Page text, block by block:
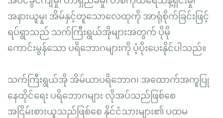
အနားယူမှု၊ အိမ်နှင့်တူသောလေထုကို အာရုံစိုက်ခြင်းဖြင့်
ရပ်ရွာသည် သက်ကြီးရွယ်အိုများအတွက် ပိုမို
ကောင်းမွန်သော ပရိဘောဂများကို ပံ့ပိုးပေးနိုင်ပါသည်။
သက်ကြီးရွယ်အို အိမ်ယာပရိဘောဂ၊ အထောက်အကူပြု
နေထိုင်ရေး ပရိဘောဂများ လိုအပ်သည်ဖြစ်စေ
အငြိမ်းစားယူသည်ဖြစ်စေ နိုင်ငံသားများ၏ ပထမ